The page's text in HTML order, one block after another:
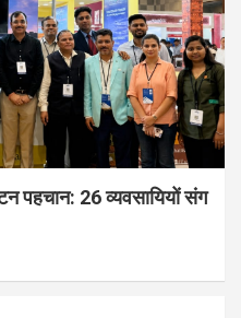
पहचान: 26 व्यवसायियों संग